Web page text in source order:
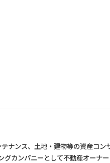
ナンス、土地・建物等の資産コン
グカンパニーとして不動産オーナ